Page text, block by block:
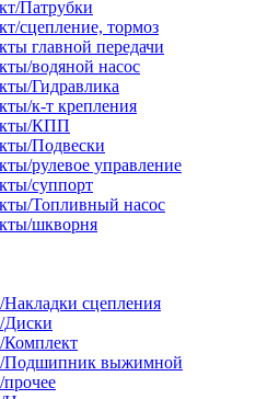
Патрубки
сцепление, тормоз
главной передачи
водяной насос
Гидравлика
к-т крепления
КПП
Подвески
рулевое управление
суппорт
Топливный насос
шкворня
сцепления
Диски
Подшипник выжимной